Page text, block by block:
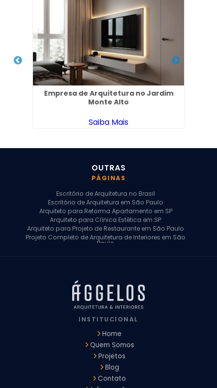
Empresa de Arquitetura no Jardim
Monte Alto
Saiba Mais
OUTRAS
PÁGINAS
Escritório de Arquitetura no Brasil
Escritório de Arquitetura em São Paulo
Arquiteto para Reforma Apartamento em SP
Arquiteto para Clínica Estética em SP
Arquiteto para Projeto de Restaurante em São Paulo
Projeto Completo de Arquitetura de Interiores em São
Paulo
Arquiteto para Projeto Comercial em São Paulo
Arquiteto Comercial
Arquiteto para Reforma de Apartamento
Arquiteto para Reforma Residencial
Arquitetura para Reforma de Casas
Design de Interiores Apartamentos
Design de Interiores Residencial
Empresa de Arquitetura e Design
Empresas de Arquitetura e Design de Interiores
Escritório de Design de Interiores
Projeto Executivo Arquitetura
Arquitetura Institucional
INSTITUCIONAL
Home
Quem Somos
Projetos
Blog
Contato